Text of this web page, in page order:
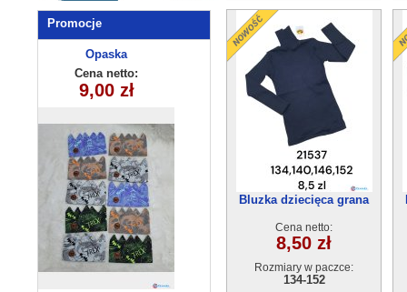
Promocje
Opaska
dziecięca
250510-4
Cena netto:
9,00 zł
Komplety
dziecięce (6-6
) 6szt
Cena netto:
40,00 zł
Bluzka dziecięca grana
Cena netto:
8,50 zł
Rozmiary w paczce:
134-152